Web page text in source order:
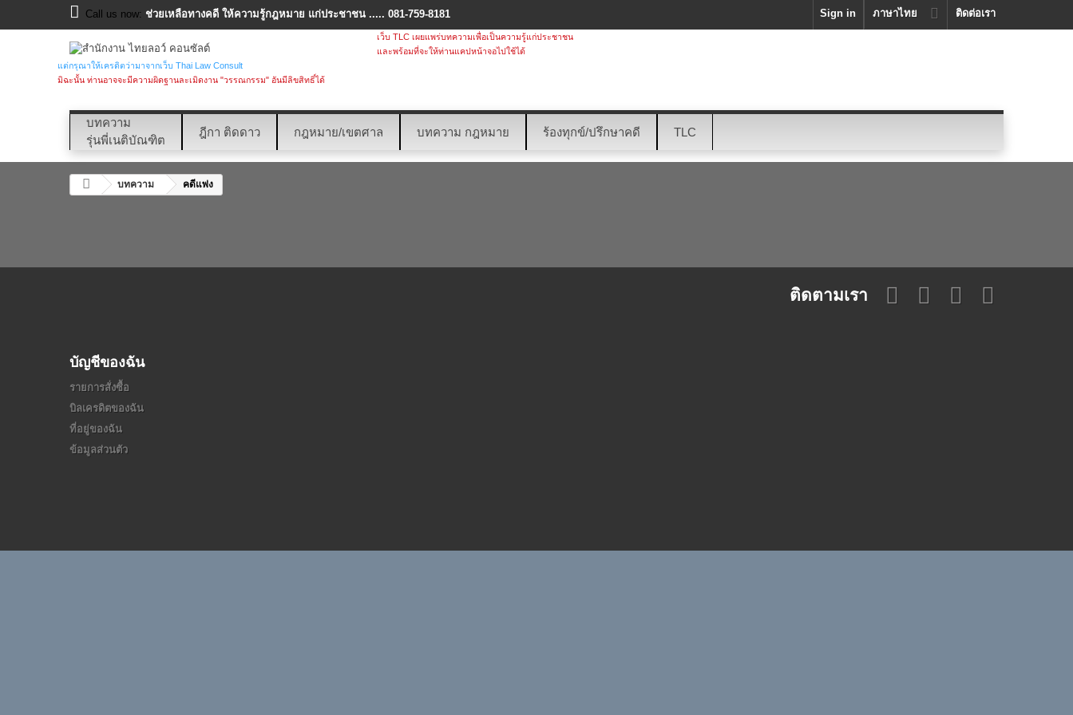
ติดต่อเรา
Call us now: ช่วยเหลือทางคดี ให้ความรู้กฎหมาย แก่ประชาชน ..... 081-759-8181 ภาษาไทย
Sign in
เว็บ TLC เผยแพร่บทความเพื่อเป็นความรู้แก่ประชาชน
และพร้อมที่จะให้ท่านแคปหน้าจอไปใช้ได้
แต่กรุณาให้เครดิตว่ามาจากเว็บ Thai Law Consult
มิฉะนั้น ท่านอาจจะมีความผิดฐานละเมิดงาน "วรรณกรรม" อันมีลิขสิทธิ์ได้
บทความ
รุ่นพี่เนติบัณฑิต
ฎีกา ติดดาว กฎหมาย/เขตศาล บทความ กฎหมาย ร้องทุกข์/ปรึกษาคดี TLC
บทความ คดีแพ่ง
ติดตามเรา
บัญชีของฉัน
รายการสั่งซื้อ
บิลเครดิตของฉัน
ที่อยู่ของฉัน
ข้อมูลส่วนตัว